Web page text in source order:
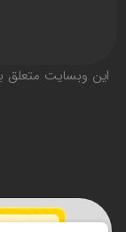
اين وبسايت